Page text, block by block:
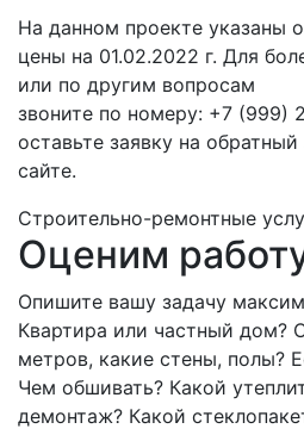
На данном проекте указаны
цены на 01.02.2022 г. Для
или по другим вопросам
звоните по номеру: +7 (999)
оставьте заявку на
сайте.
Строительно-ремонтные
Оценим
Опишите вашу задачу
Квартира или частный дом?
метров, какие стены, полы?
Чем обшивать? Какой
демонтаж? Какой